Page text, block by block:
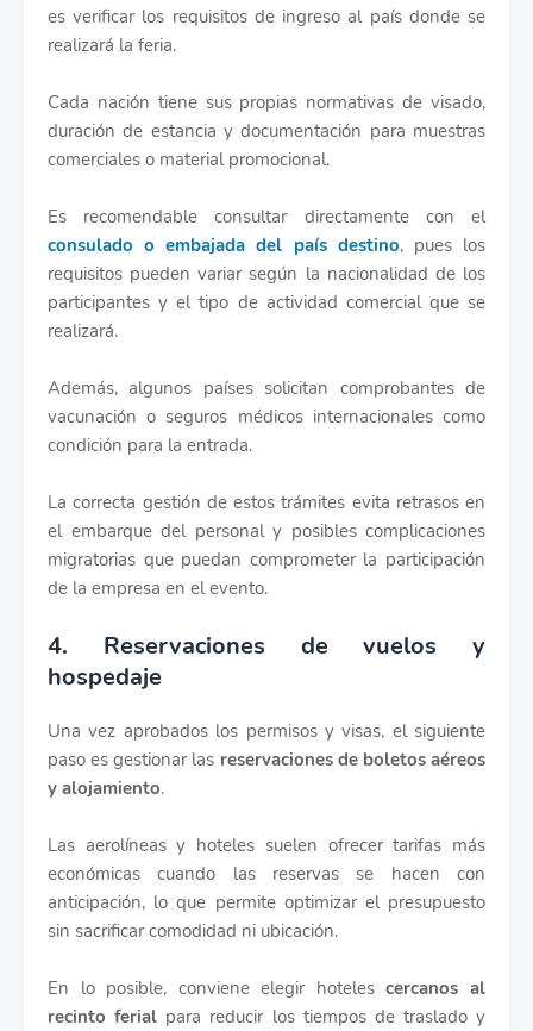
es verificar los requisitos de ingreso al país donde se
realizará la feria.
Cada nación tiene sus propias normativas de visado,
duración de estancia y documentación para muestras
comerciales o material promocional.
Es recomendable consultar directamente con el
consulado o embajada del país destino, pues los
requisitos pueden variar según la nacionalidad de los
participantes y el tipo de actividad comercial que se
realizará.
Además, algunos países solicitan comprobantes de
vacunación o seguros médicos internacionales como
condición para la entrada.
La correcta gestión de estos trámites evita retrasos en
el embarque del personal y posibles complicaciones
migratorias que puedan comprometer la participación
de la empresa en el evento.
4. Reservaciones de vuelos y
hospedaje
Una vez aprobados los permisos y visas, el siguiente
paso es gestionar las reservaciones de boletos aéreos
y alojamiento.
Las aerolíneas y hoteles suelen ofrecer tarifas más
económicas cuando las reservas se hacen con
anticipación, lo que permite optimizar el presupuesto
sin sacrificar comodidad ni ubicación.
En lo posible, conviene elegir hotelescercanos al
recinto ferial para reducir los tiempos de traslado y